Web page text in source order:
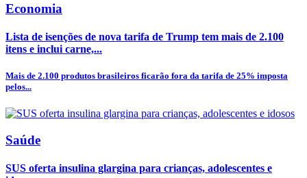
Economia
Lista de isenções de nova tarifa de Trump tem mais de 2.100
itens e inclui carne,...
Mais de 2.100 produtos brasileiros ficarão fora da tarifa de 25% imposta
pelos...
Saúde
SUS oferta insulina glargina para crianças, adolescentes e